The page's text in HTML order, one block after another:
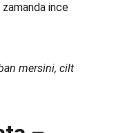
zamanda ince
mersini, cilt